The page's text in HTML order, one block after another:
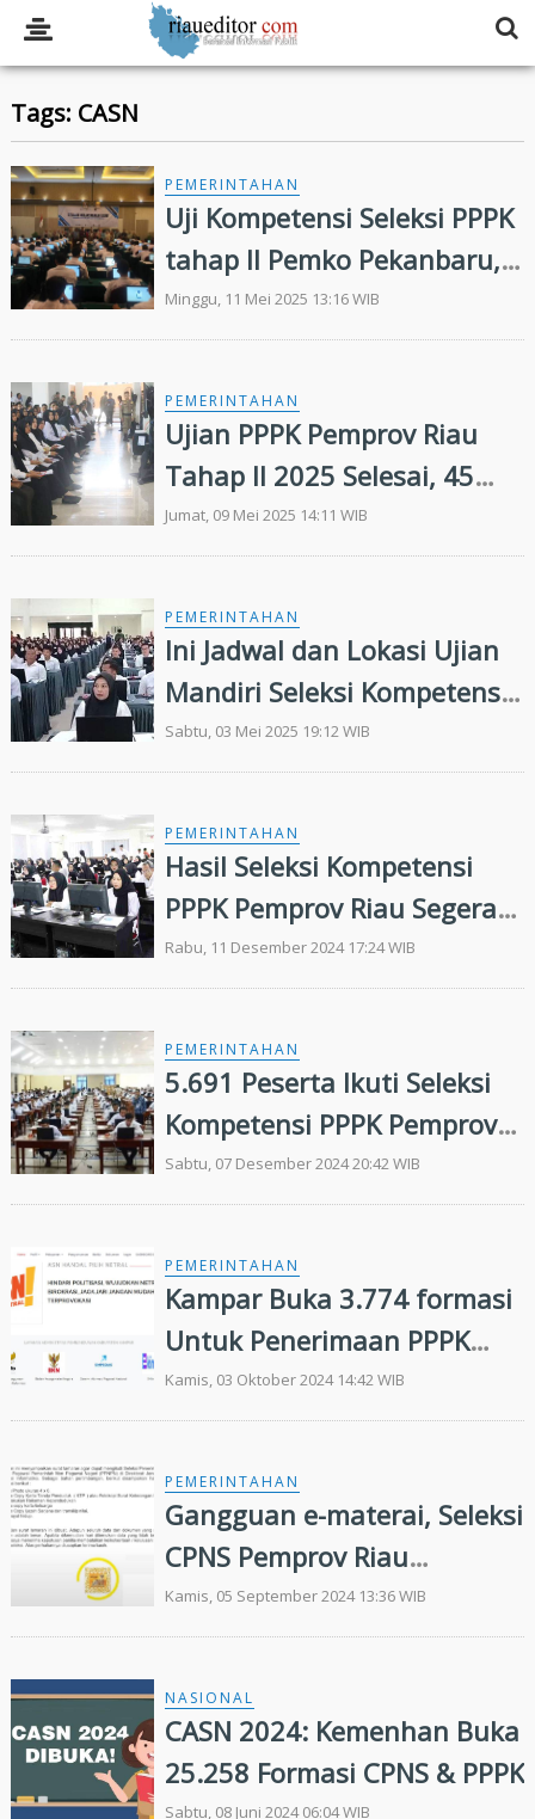
Tags: CASN
PEMERINTAHAN
Uji Kompetensi Seleksi PPPK
tahap II Pemko Pekanbaru,
28 Peserta Gagal
Minggu, 11 Mei 2025 13:16 WIB
PEMERINTAHAN
Ujian PPPK Pemprov Riau
Tahap II 2025 Selesai, 45
Peserta tak Hadir
Jumat, 09 Mei 2025 14:11 WIB
PEMERINTAHAN
Ini Jadwal dan Lokasi Ujian
Mandiri Seleksi Kompetensi
PPPK Riau Tahap II
Sabtu, 03 Mei 2025 19:12 WIB
PEMERINTAHAN
Hasil Seleksi Kompetensi
PPPK Pemprov Riau Segera
Diumumkan, 10 Peserta
Gugur
Rabu, 11 Desember 2024 17:24 WIB
PEMERINTAHAN
5.691 Peserta Ikuti Seleksi
Kompetensi PPPK Pemprov
Riau
Sabtu, 07 Desember 2024 20:42 WIB
PEMERINTAHAN
Kampar Buka 3.774 formasi
Untuk Penerimaan PPPK
2024
Kamis, 03 Oktober 2024 14:42 WIB
PEMERINTAHAN
Gangguan e-materai, Seleksi
CPNS Pemprov Riau
Diperpanjang
Kamis, 05 September 2024 13:36 WIB
NASIONAL
CASN 2024: Kemenhan Buka
25.258 Formasi CPNS & PPPK
Sabtu, 08 Juni 2024 06:04 WIB